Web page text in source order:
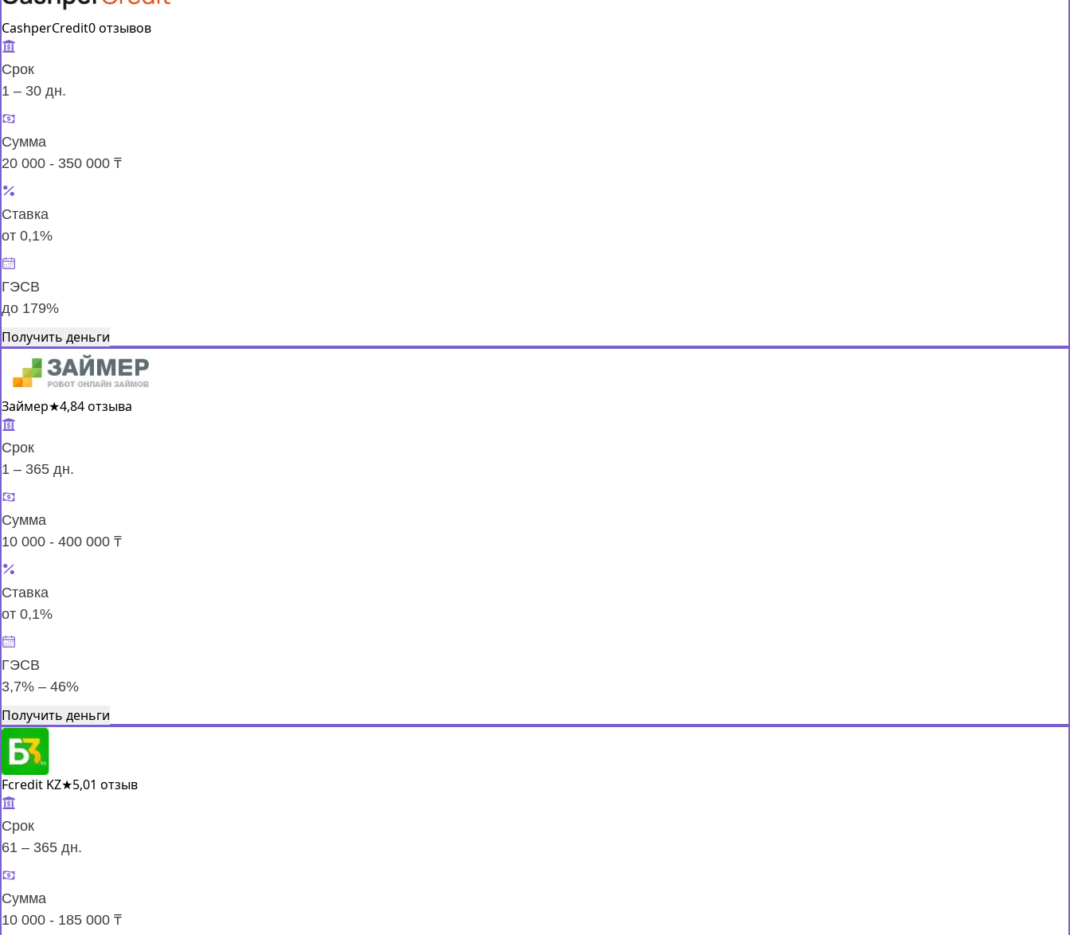
CashperCredit0 отзывов
Срок
1 – 30 дн.
Сумма
20 000 - 350 000 ₸
Ставка
от 0,1%
ГЭСВ
до 179%
Получить деньги
Займер★4,84 отзыва
Срок
1 – 365 дн.
Сумма
10 000 - 400 000 ₸
Ставка
от 0,1%
ГЭСВ
3,7% – 46%
Получить деньги
Fcredit KZ★5,01 отзыв
Срок
61 – 365 дн.
Сумма
10 000 - 185 000 ₸